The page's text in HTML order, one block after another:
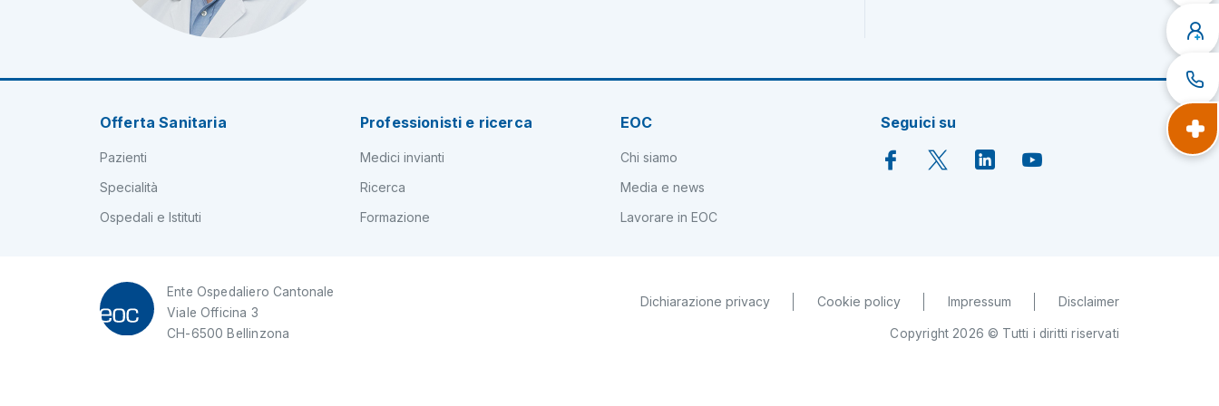
Offerta Sanitaria
Pazienti
Specialità
Ospedali e Istituti
Professionisti e ricerca
Medici invianti
Ricerca
Formazione
EOC
Chi siamo
Media e news
Lavorare in EOC
Seguici su
Ente Ospedaliero Cantonale
Viale Officina 3
CH-6500 Bellinzona
Dichiarazione privacy Cookie policy Impressum Disclaimer
Copyright 2026 © Tutti i diritti riservati